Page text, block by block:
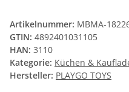
Artikelnummer: MBMA-
GTIN: 4892401031105
HAN: 3110
Kategorie: Küchen &
Hersteller: PLAYGO TOYS